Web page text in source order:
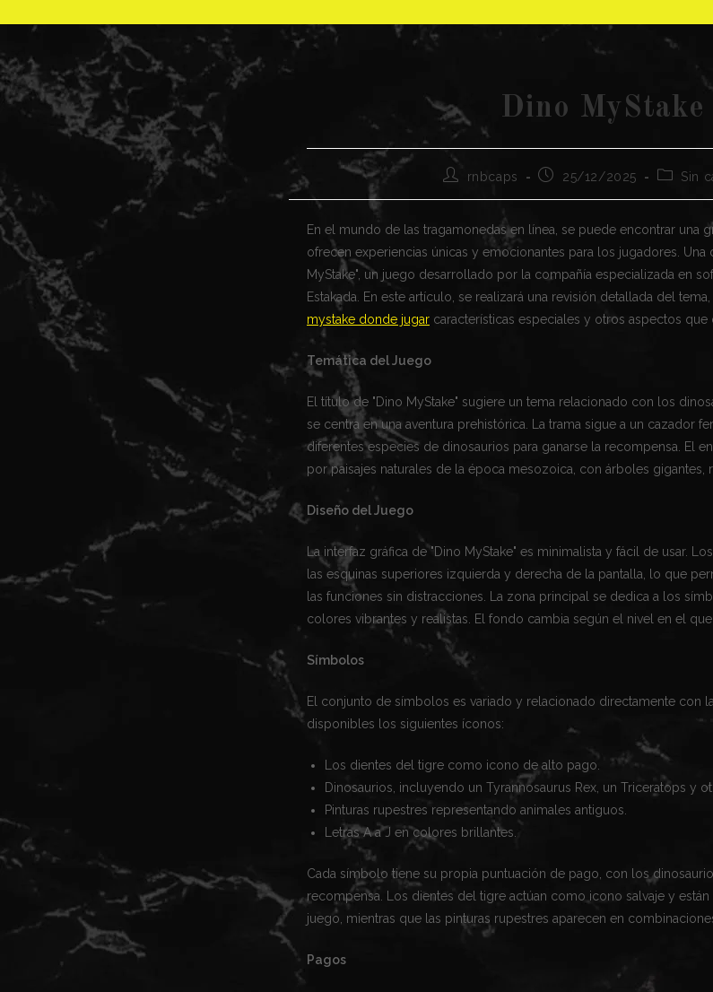
Dino MyStake
Autor
entrada:
rnbcaps
Publicación
entrada:
25/12/2025
entrada:
Sin
En el mundo de las tragamonedas en línea, se puede encontrar una
ofrecen experiencias únicas y emocionantes para los jugadores. Una
MyStake", un juego desarrollado por la compañía especializada en
Estakada. En este artículo, se realizará una revisión detallada del
mystake donde jugar características especiales y otros aspectos que
Temática del Juego
El título de "Dino MyStake" sugiere un tema relacionado con los
se centra en una aventura prehistórica. La trama sigue a un cazador
diferentes especies de dinosaurios para ganarse la recompensa. El
por paisajes naturales de la época mesozoica, con árboles gigantes,
Diseño del Juego
La interfaz gráfica de "Dino MyStake" es minimalista y fácil de usar.
las esquinas superiores izquierda y derecha de la pantalla, lo que
las funciones sin distracciones. La zona principal se dedica a los
colores vibrantes y realistas. El fondo cambia según el nivel en el que
Símbolos
El conjunto de símbolos es variado y relacionado directamente con
disponibles los siguientes íconos:
Los dientes del tigre como icono de alto pago.
Dinosaurios, incluyendo un Tyrannosaurus Rex, un Triceratops y
Pinturas rupestres representando animales antiguos.
Letras A a J en colores brillantes.
Cada símbolo tiene su propia puntuación de pago, con los
recompensa. Los dientes del tigre actúan como icono salvaje y
juego, mientras que las pinturas rupestres aparecen en
Pagos